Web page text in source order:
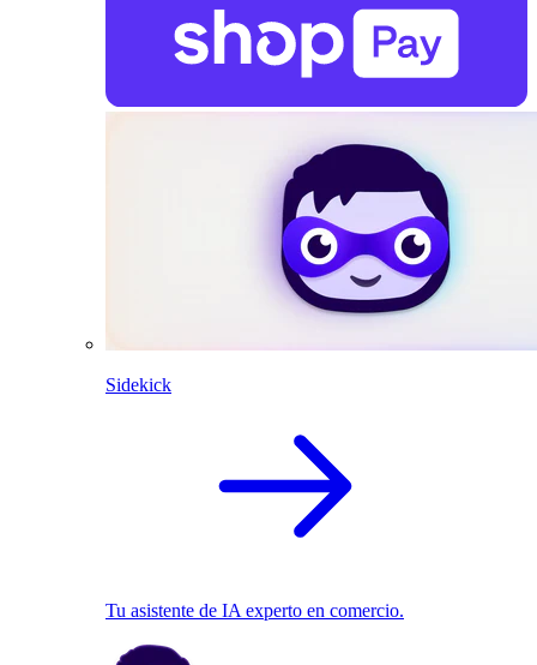
Sidekick
Tu asistente de IA experto en comercio.